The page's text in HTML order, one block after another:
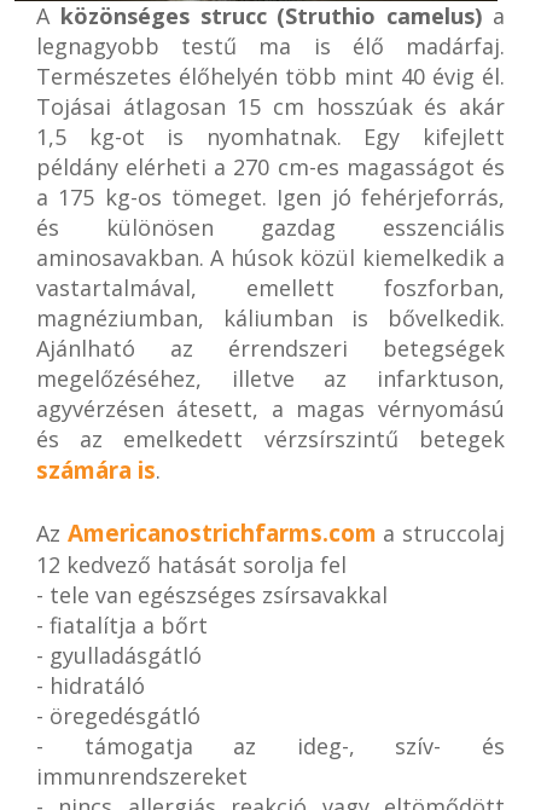
A közönséges strucc (Struthio camelus) a
legnagyobb testű ma is élő madárfaj.
Természetes élőhelyén több mint 40 évig él.
Tojásai átlagosan 15 cm hosszúak és akár
1,5 kg-ot is nyomhatnak. Egy kifejlett
példány elérheti a 270 cm-es magasságot és
a 175 kg-os tömeget. Igen jó fehérjeforrás,
és különösen gazdag esszenciális
aminosavakban. A húsok közül kiemelkedik a
vastartalmával, emellett foszforban,
magnéziumban, káliumban is bővelkedik.
Ajánlható az érrendszeri betegségek
megelőzéséhez, illetve az infarktuson,
agyvérzésen átesett, a magas vérnyomású
és az emelkedett vérzsírszintű betegek
számára is.
Az Americanostrichfarms.com a struccolaj
12 kedvező hatását sorolja fel
- tele van egészséges zsírsavakkal
- fiatalítja a bőrt
- gyulladásgátló
- hidratáló
- öregedésgátló
- támogatja az ideg-, szív- és
immunrendszereket